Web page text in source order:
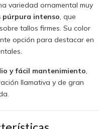
variedad ornamental muy
púrpura intenso, que
tallos firmes. Su color
opción para destacar en
y fácil mantenimiento,
llamativa y de gran